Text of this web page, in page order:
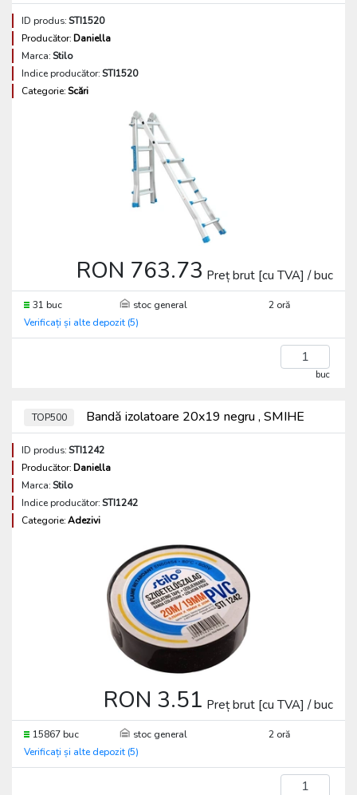
ID produs:STI1520
Producător:Daniella
Marca:Stilo
Indice producător:STI1520
Categorie:Scări
RON 763.73 Preț brut [cu TVA] / buc
31 buc stoc general
2 oră
Verificați și alte depozit (5)
buc
TOP500 Bandă izolatoare 20x19 negru , SMIHE
ID produs:STI1242
Producător:Daniella
Marca:Stilo
Indice producător:STI1242
Categorie:Adezivi
RON 3.51 Preț brut [cu TVA] / buc
15867 buc stoc general
2 oră
Verificați și alte depozit (5)